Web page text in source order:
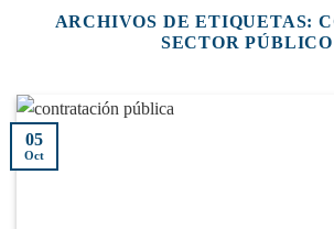
ARCHIVOS DE ETIQUETAS:
SECTOR PÚBLICO
05
Oct